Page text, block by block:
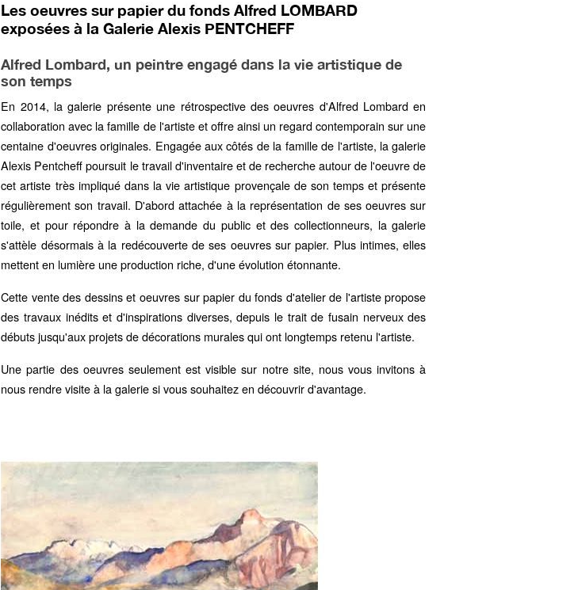
Les oeuvres sur papier du fonds Alfred LOMBARD
exposées à la Galerie Alexis PENTCHEFF
Alfred Lombard, un peintre engagé dans la vie artistique de
son temps
En 2014, la galerie présente une rétrospective des oeuvres d'Alfred Lombard en
collaboration avec la famille de l'artiste et offre ainsi un regard contemporain sur une
centaine d'oeuvres originales. Engagée aux côtés de la famille de l'artiste, la galerie
Alexis Pentcheff poursuit le travail d'inventaire et de recherche autour de l'oeuvre de
cet artiste très impliqué dans la vie artistique provençale de son temps et présente
régulièrement son travail. D'abord attachée à la représentation de ses oeuvres sur
toile, et pour répondre à la demande du public et des collectionneurs, la galerie
s'attèle désormais à la redécouverte de ses oeuvres sur papier. Plus intimes, elles
mettent en lumière une production riche, d'une évolution étonnante.
Cette vente des dessins et oeuvres sur papier du fonds d'atelier de l'artiste propose
des travaux inédits et d'inspirations diverses, depuis le trait de fusain nerveux des
débuts jusqu'aux projets de décorations murales qui ont longtemps retenu l'artiste.
Une partie des oeuvres seulement est visible sur notre site, nous vous invitons à
nous rendre visite à la galerie si vous souhaitez en découvrir d'avantage.